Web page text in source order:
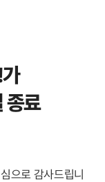
료
으로 감사드립니